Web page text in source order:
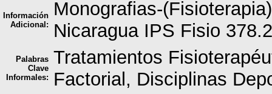
Información
Adicional:
Monografias-
Nicaragua IPS Fisio
Palabras
Clave
Informales:
Tratamientos
Factorial, Disciplinas